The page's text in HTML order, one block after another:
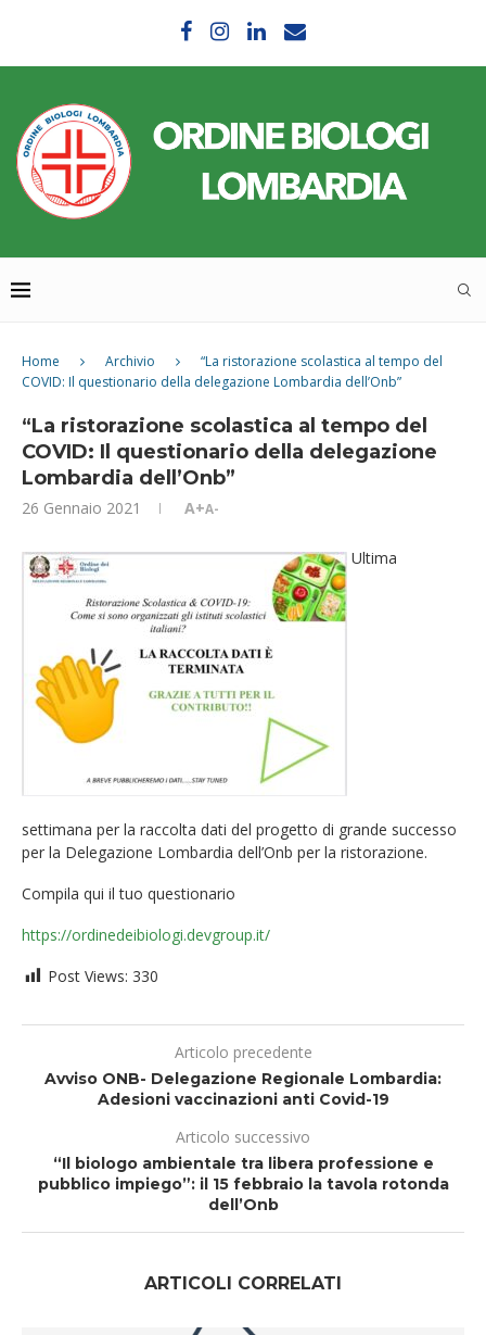
Home Archivio
“La ristorazione scolastica al tempo del
COVID: Il questionario della delegazione Lombardia dell’Onb”
“La ristorazione scolastica al tempo del
COVID: Il questionario della delegazione
Lombardia dell’Onb”
26 Gennaio 2021 A+A-
Ultima
settimana per la raccolta dati del progetto di grande successo
per la Delegazione Lombardia dell’Onb per la ristorazione.
Compila qui il tuo questionario
https://ordinedeibiologi.devgroup.it/
Post Views: 330
Articolo precedente
Avviso ONB- Delegazione Regionale Lombardia:
Adesioni vaccinazioni anti Covid-19
Articolo successivo
“Il biologo ambientale tra libera professione e
pubblico impiego”: il 15 febbraio la tavola rotonda
dell’Onb
ARTICOLI CORRELATI